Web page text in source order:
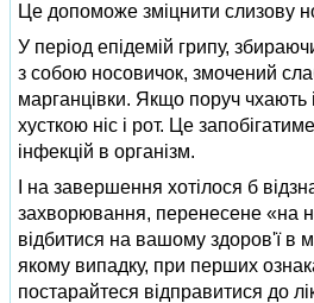
Це допоможе зміцнити слизову
У період епідемій грипу,
з собою носовичок, змочений
марганцівки. Якщо поруч чхають
хусткою ніс і рот. Це
інфекцій в організм.
І на завершення хотілося б
захворювання, перенесене «на
відбитися на вашому здоров'ї в
якому випадку, при перших
постарайтеся відправитися до